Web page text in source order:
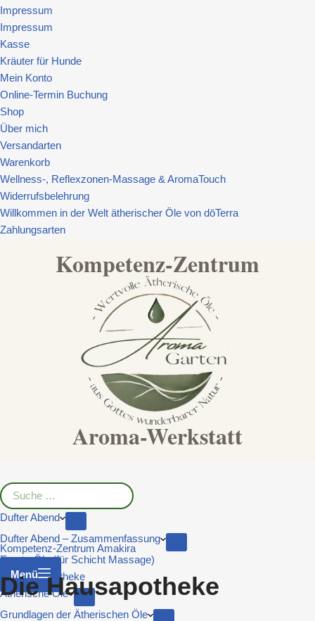
Impressum
Impressum
Kasse
Kräuter für Hunde
Mein Konto
Online-Termin Buchung
Shop
Über mich
Versandarten
Warenkorb
Wellness-, Reflexzonen-Massage & AromaTouch
Widerrufsbelehrung
Willkommen in der Welt ätherischer Öle von dōTerra
Zahlungsarten
Kompetenz-Zentrum
Aroma-Werkstatt
Dufter Abend
Dufter Abend – Zusammenfassung
Ersatz-Öle (für Schicht Massage)
Die Hausapotheke
Ätherische Öle
Grundlagen der Ätherischen Öle
Kompetenz-Zentrum Amakira
Menü
Die Hausapotheke